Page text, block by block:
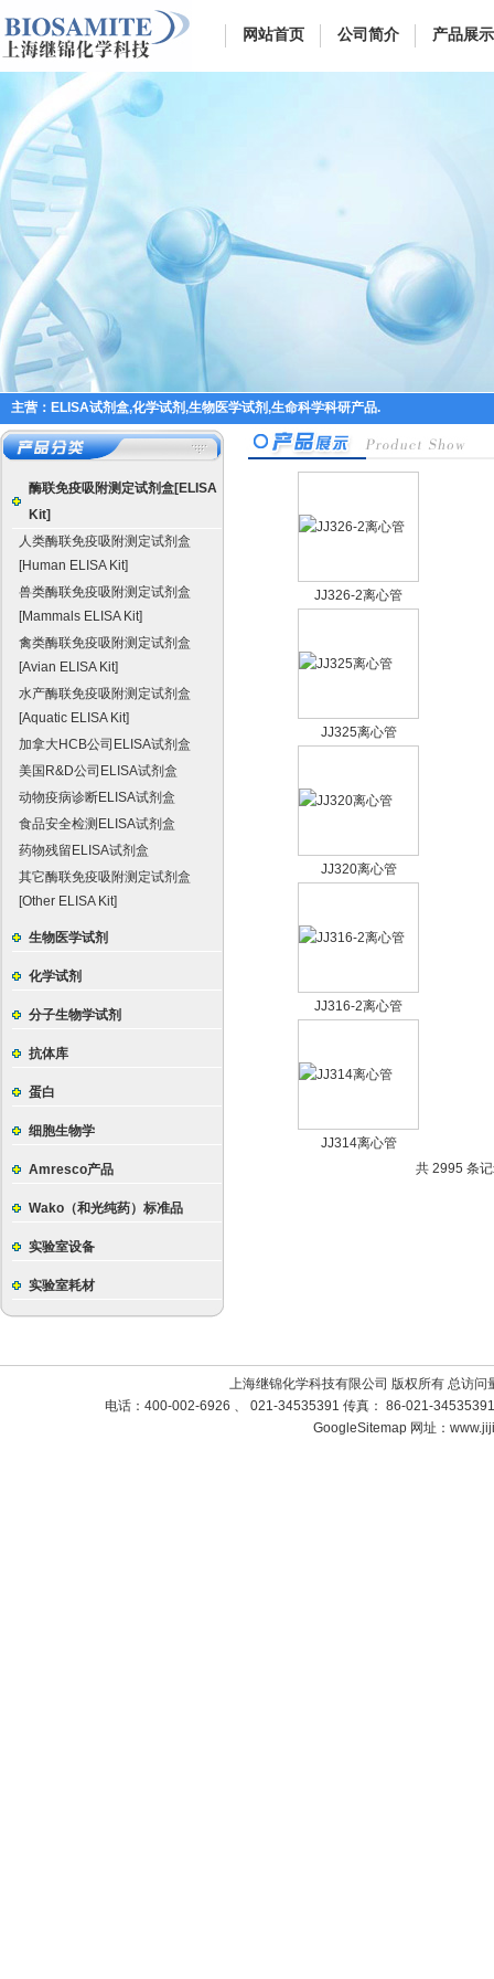
网站首页 公司简介 产品展示
主营：ELISA试剂盒,化学试剂,生物医学试剂,生命科学科研产品.
酶联免疫吸附测定试剂盒[ELISA
Kit]
人类酶联免疫吸附测定试剂盒
[Human ELISA Kit]
兽类酶联免疫吸附测定试剂盒
[Mammals ELISA Kit]
禽类酶联免疫吸附测定试剂盒
[Avian ELISA Kit]
水产酶联免疫吸附测定试剂盒
[Aquatic ELISA Kit]
加拿大HCB公司ELISA试剂盒
美国R&D公司ELISA试剂盒
动物疫病诊断ELISA试剂盒
食品安全检测ELISA试剂盒
药物残留ELISA试剂盒
其它酶联免疫吸附测定试剂盒
[Other ELISA Kit]
生物医学试剂
化学试剂
分子生物学试剂
抗体库
蛋白
细胞生物学
Amresco产品
Wako（和光纯药）标准品
实验室设备
实验室耗材
JJ326-2离心管
JJ325离心管
JJ320离心管
JJ316-2离心管
JJ314离心管
共 2995 条
上海继锦化学科技有限公司 版权所有 总访问
电话：400-002-6926 、 021-34535391 传真： 86-021-
GoogleSitemap 网址：